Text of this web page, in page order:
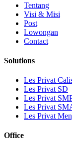
Tentang
Visi & Misi
Post
Lowongan
Contact
Solutions
Les Privat
Les Privat SD
Les Privat
Les Privat
Les Privat
Office